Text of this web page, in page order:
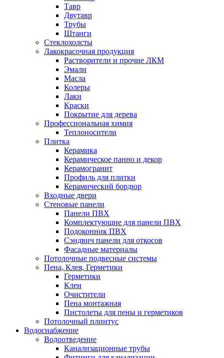
Тавр
Двутавр
Трубы
Штанги
Стеклохолсты
Лакокрасочная продукция
Растворители и прочие ЛКМ
Эмали
Масла
Колеры
Лаки
Краски
Покрытие для дерева
Профессиональная химия
Теплоносители
Плитка
Керамика
Керамическое панно и декор
Керамогранит
Профиль для плитки
Керамический бордюр
Входные двери
Стеновые панели
Панели ПВХ
Комплектующие для панели ПВХ
Подоконник ПВХ
Сэндвич панели для откосов
Фасадные материалы
Потолочные подвесные системы
Пена, Клея, Герметики
Герметики
Клеи
Очистители
Пена монтажная
Пистолеты для пены и герметиков
Потолочный плинтус
Водоснабжение
Водоотведение
Канализационные трубы